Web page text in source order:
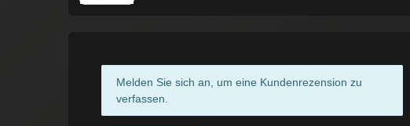
Melden Sie sich an, um eine Kundenrezension zu
verfassen.